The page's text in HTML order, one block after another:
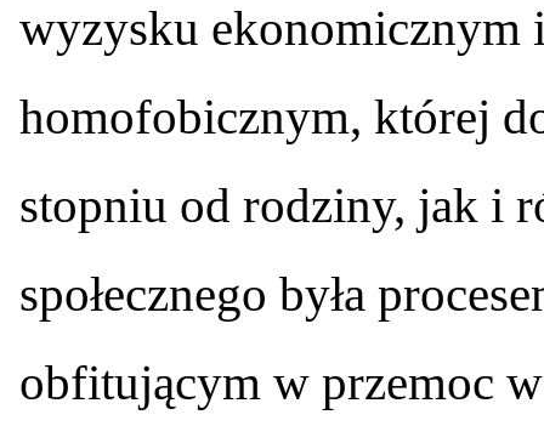
wyzysku ekonomicznym
homofobicznym, której
stopniu od rodziny, jak i
społecznego była
obfitującym w przemoc